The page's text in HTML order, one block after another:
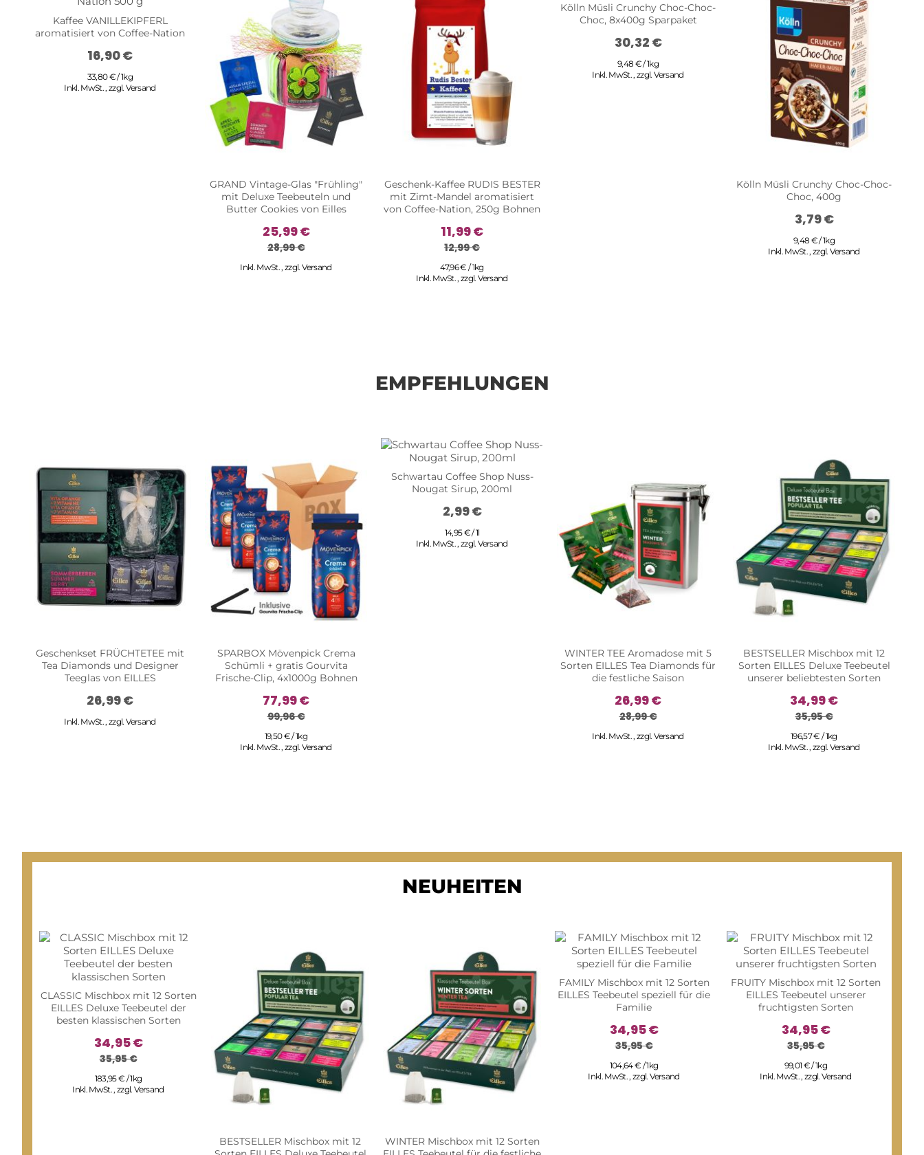
Kaffee VANILLEKIPFERL
aromatisiert von Coffee-Nation
16,90 €
33,80 € / 1kg
Inkl. MwSt. ,zzgl.Versand
GRAND Vintage-Glas "Frühling"
mit Deluxe Teebeuteln und
Butter Cookies von Eilles
25,99 €
28,99 €
Inkl. MwSt. ,zzgl.Versand
Geschenk-Kaffee RUDIS BESTER
mit Zimt-Mandel aromatisiert
von Coffee-Nation, 250g Bohnen
11,99 €
12,99 €
47,96 € / 1kg
Inkl. MwSt. ,zzgl.Versand
Kölln Müsli Crunchy Choc-Choc-
Choc, 8x400g Sparpaket
30,32 €
9,48 € / 1kg
Inkl. MwSt. ,zzgl.Versand
Kölln Müsli Crunchy Choc-Choc-
Choc, 400g
3,79 €
9,48 € / 1kg
Inkl. MwSt. ,zzgl.Versand
EMPFEHLUNGEN
Geschenkset FRÜCHTETEE mit
Tea Diamonds und Designer
Teeglas von EILLES
26,99 €
Inkl. MwSt. ,zzgl.Versand
SPARBOX Mövenpick Crema
Schümli + gratis Gourvita
Frische-Clip, 4x1000g Bohnen
77,99 €
99,96 €
19,50 € / 1kg
Inkl. MwSt. ,zzgl.Versand
Schwartau Coffee Shop Nuss-
Nougat Sirup, 200ml
2,99 €
14,95 € / 1l
Inkl. MwSt. ,zzgl.Versand
WINTER TEE Aromadose mit 5
Sorten EILLES Tea Diamonds für
die festliche Saison
26,99 €
28,99 €
Inkl. MwSt. ,zzgl.Versand
BESTSELLER Mischbox mit 12
Sorten EILLES Deluxe Teebeutel
unserer beliebtesten Sorten
34,99 €
35,95 €
196,57 € / 1kg
Inkl. MwSt. ,zzgl.Versand
NEUHEITEN
CLASSIC Mischbox mit 12 Sorten
EILLES Deluxe Teebeutel der
besten klassischen Sorten
34,95 €
35,95 €
183,95 € / 1kg
Inkl. MwSt.,zzgl.Versand
BESTSELLER Mischbox mit 12
WINTER Mischbox mit 12 Sorten
FAMILY Mischbox mit 12 Sorten
EILLES Teebeutel speziell für die
Familie
34,95 €
35,95 €
104,64 € / 1kg
Inkl. MwSt.,zzgl.Versand
FRUITY Mischbox mit 12 Sorten
EILLES Teebeutel unserer
fruchtigsten Sorten
34,95 €
35,95 €
99,01 € / 1kg
Inkl. MwSt.,zzgl.Versand